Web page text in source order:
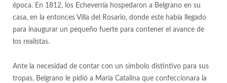
época. En 1812, los Echeverría hospedaron a Belgrano en su
casa, en la entonces Villa del Rosario, donde este había llegado
para inaugurar un pequeño fuerte para contener el avance de
los realistas.
Ante la necesidad de contar con un símbolo distintivo para sus
tropas, Belgrano le pidió a María Catalina que confeccionara la